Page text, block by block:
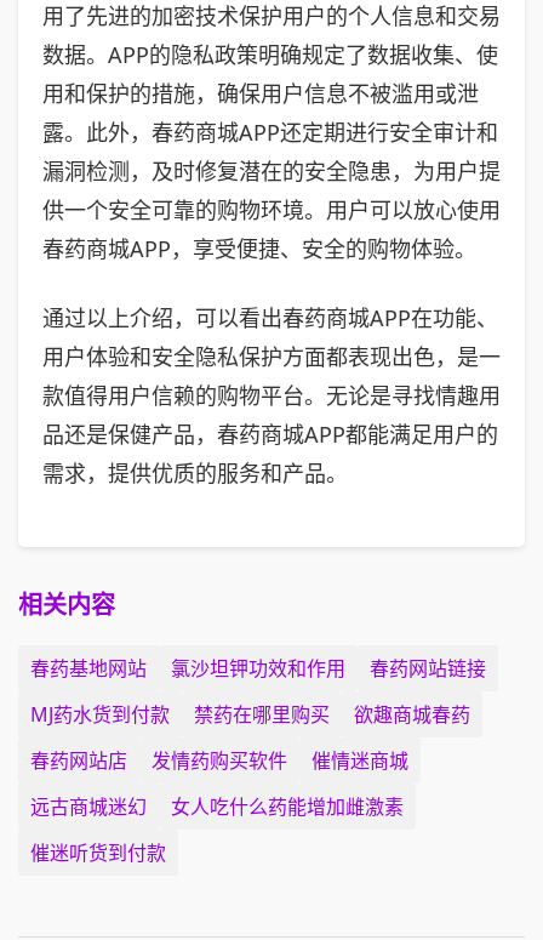
用了先进的加密技术保护用户的个人信息和交易
数据。APP的隐私政策明确规定了数据收集、使
用和保护的措施，确保用户信息不被滥用或泄
露。此外，春药商城APP还定期进行安全审计和
漏洞检测，及时修复潜在的安全隐患，为用户提
供一个安全可靠的购物环境。用户可以放心使用
春药商城APP，享受便捷、安全的购物体验。
通过以上介绍，可以看出春药商城APP在功能、
用户体验和安全隐私保护方面都表现出色，是一
款值得用户信赖的购物平台。无论是寻找情趣用
品还是保健产品，春药商城APP都能满足用户的
需求，提供优质的服务和产品。
相关内容
春药基地网站 氯沙坦钾功效和作用
春药网站链接
MJ药水货到付款
禁药在哪里购买
欲趣商城春药
春药网站店
发情药购买软件
催情迷商城
远古商城迷幻
女人吃什么药能增加雌激素
催迷听货到付款